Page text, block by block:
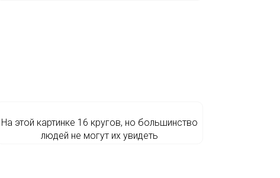
На этой картинке 16 кругов, но большинство
людей не могут их увидеть